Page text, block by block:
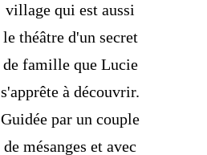
village qui est aussi
le théâtre d'un secret
de famille que Lucie
s'apprête à découvrir.
Guidée par un couple
de mésanges et avec